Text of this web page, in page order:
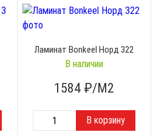
Ламинат Bonkeel Норд 322
В наличии
1584 ₽/М2